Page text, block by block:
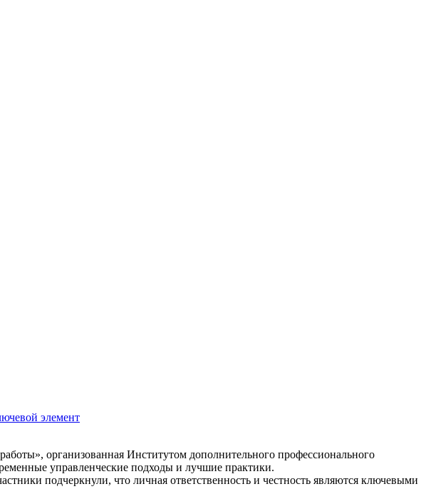
элемент
организованная Институтом дополнительного профессионального
управленческие подходы и лучшие практики.
подчеркнули, что личная ответственность и честность являются ключевыми